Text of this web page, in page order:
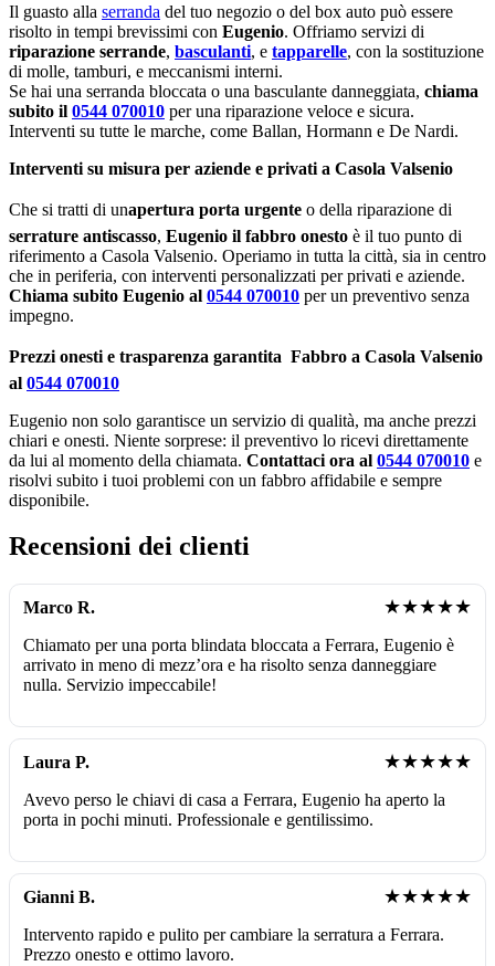
Il guasto alla serranda del tuo negozio o del box auto può essere
risolto in tempi brevissimi con Eugenio. Offriamo servizi di
riparazione serrande, basculanti, e tapparelle, con la sostituzione
di molle, tamburi, e meccanismi interni.
Se hai una serranda bloccata o una basculante danneggiata, chiama
subito il 0544 070010 per una riparazione veloce e sicura.
Interventi su tutte le marche, come Ballan, Hormann e De Nardi.
Interventi su misura per aziende e privati a Casola Valsenio
Che si tratti di unapertura porta urgente o della riparazione di
serrature antiscasso, Eugenio il fabbro onesto è il tuo punto di
riferimento a Casola Valsenio. Operiamo in tutta la città, sia in centro
che in periferia, con interventi personalizzati per privati e aziende.
Chiama subito Eugenio al 0544 070010 per un preventivo senza
impegno.
Prezzi onesti e trasparenza garantita  Fabbro a Casola Valsenio
al 0544 070010
Eugenio non solo garantisce un servizio di qualità, ma anche prezzi
chiari e onesti. Niente sorprese: il preventivo lo ricevi direttamente
da lui al momento della chiamata. Contattaci ora al 0544 070010 e
risolvi subito i tuoi problemi con un fabbro affidabile e sempre
disponibile.
Recensioni dei clienti
Marco R. ★★★★★
Chiamato per una porta blindata bloccata a Ferrara, Eugenio è
arrivato in meno di mezz’ora e ha risolto senza danneggiare
nulla. Servizio impeccabile!
Laura P. ★★★★★
Avevo perso le chiavi di casa a Ferrara, Eugenio ha aperto la
porta in pochi minuti. Professionale e gentilissimo.
Gianni B. ★★★★★
Intervento rapido e pulito per cambiare la serratura a Ferrara.
Prezzo onesto e ottimo lavoro.